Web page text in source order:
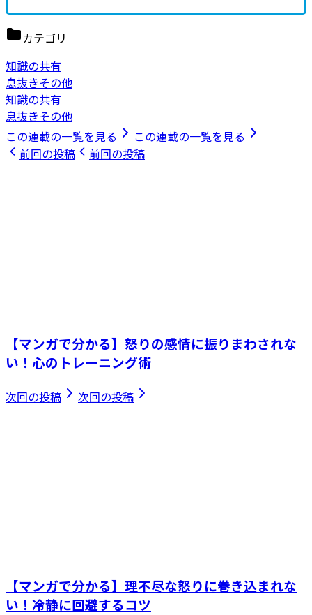
カテゴリ
知識の共有
息抜きその他
知識の共有
息抜きその他
この連載の一覧を見る
この連載の一覧を見る
前回の投稿
前回の投稿
【マンガで分かる】怒りの感情に振りまわされな
い！心のトレーニング術
次回の投稿 次回の投稿
【マンガで分かる】理不尽な怒りに巻き込まれな
い！冷静に回避するコツ